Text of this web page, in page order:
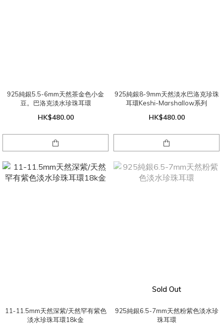
925純銀5.5-6mm天然茶金色小金
豆。巴洛克淡水珍珠耳環
HK$480.00
925純銀8-9mm天然淡水巴洛克珍珠
耳環Keshi-Marshallow系列
HK$480.00
11-11.5mm天然深紫/天然罕有紫色
淡水珍珠耳環18k金
Sold Out
925純銀6.5-7mm天然粉紫色淡水珍
珠耳環